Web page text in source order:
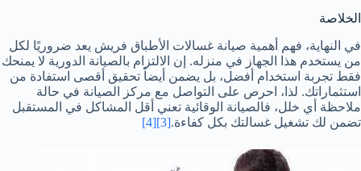
الخلاصة
في النهاية، فهم أهمية صيانة غسالات الأطباق فريش يعد ضروريًا لكل
من يستخدم هذا الجهاز في منزله. إن الالتزام بالصيانة الدورية لا يمنحك
فقط تجربة استخدام أفضل، بل يضمن أيضاً تحقيق أقصى استفادة من
استثماراتك. لذا، احرص على التواصل مع مركز الصيانة في حالة
ملاحظة أي خلل، فالصيانة الوقائية تعني أقل المشاكل في المستقبل
تضمن لك تشغيل غسالتك بكل كفاءة.[3]
[4]